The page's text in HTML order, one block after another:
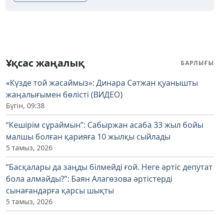
Ұқсас жаңалық БАРЛЫҒЫ
«Күзде той жасаймыз»: Динара Сәтжан қуанышты
жаңалығымен бөлісті (ВИДЕО)
Бүгін, 09:38
“Кешірім сұраймын”: Сабыржан асаба 33 жыл бойы
малшы болған қарияға 10 жылқы сыйлады
5 тамыз, 2026
“Басқалары да заңды білмейді ғой. Неге әртіс депутат
бола алмайды?”: Баян Алагөзова әртістерді
сынағандарға қарсы шықты
5 тамыз, 2026